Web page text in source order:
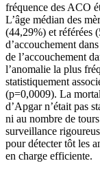
fréquence des ACO
L’âge médian des
(44,29%) et référées
d’accouchement
de l’accouchement
l’anomalie la plus
statistiquement
(p=0,0009). La
d’Apgar n’était pas
ni au nombre de
surveillance
pour détecter tôt les
en charge efficiente.